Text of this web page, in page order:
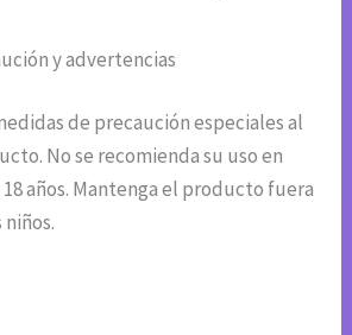
y advertencias
de precaución especiales al
No se recomienda su uso en
años. Mantenga el producto fuera